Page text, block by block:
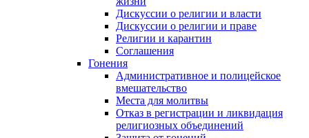
Дискуссии о религии и власти
Дискуссии о религии и праве
Религии и карантин
Соглашения
Гонения
Административное и полицейское
вмешательство
Места для молитвы
Отказ в регистрации и ликвидация
религиозных объединений